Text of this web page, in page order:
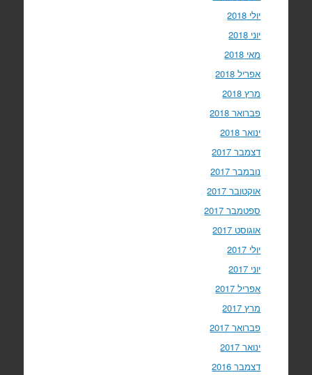
יולי 2018
יוני 2018
מאי 2018
אפריל 2018
מרץ 2018
פברואר 2018
ינואר 2018
דצמבר 2017
נובמבר 2017
אוקטובר 2017
ספטמבר 2017
אוגוסט 2017
יולי 2017
יוני 2017
אפריל 2017
מרץ 2017
פברואר 2017
ינואר 2017
דצמבר 2016